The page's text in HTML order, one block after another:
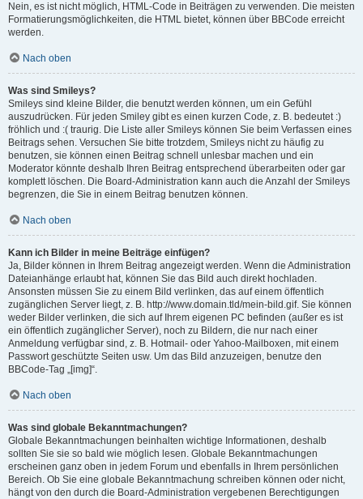
Nein, es ist nicht möglich, HTML-Code in Beiträgen zu verwenden. Die meisten
Formatierungsmöglichkeiten, die HTML bietet, können über BBCode erreicht
werden.
Nach oben
Was sind Smileys?
Smileys sind kleine Bilder, die benutzt werden können, um ein Gefühl
auszudrücken. Für jeden Smiley gibt es einen kurzen Code, z. B. bedeutet :)
fröhlich und :( traurig. Die Liste aller Smileys können Sie beim Verfassen eines
Beitrags sehen. Versuchen Sie bitte trotzdem, Smileys nicht zu häufig zu
benutzen, sie können einen Beitrag schnell unlesbar machen und ein
Moderator könnte deshalb Ihren Beitrag entsprechend überarbeiten oder gar
komplett löschen. Die Board-Administration kann auch die Anzahl der Smileys
begrenzen, die Sie in einem Beitrag benutzen können.
Nach oben
Kann ich Bilder in meine Beiträge einfügen?
Ja, Bilder können in Ihrem Beitrag angezeigt werden. Wenn die Administration
Dateianhänge erlaubt hat, können Sie das Bild auch direkt hochladen.
Ansonsten müssen Sie zu einem Bild verlinken, das auf einem öffentlich
zugänglichen Server liegt, z. B. http://www.domain.tld/mein-bild.gif. Sie können
weder Bilder verlinken, die sich auf Ihrem eigenen PC befinden (außer es ist
ein öffentlich zugänglicher Server), noch zu Bildern, die nur nach einer
Anmeldung verfügbar sind, z. B. Hotmail- oder Yahoo-Mailboxen, mit einem
Passwort geschützte Seiten usw. Um das Bild anzuzeigen, benutze den
BBCode-Tag „[img]“.
Nach oben
Was sind globale Bekanntmachungen?
Globale Bekanntmachungen beinhalten wichtige Informationen, deshalb
sollten Sie sie so bald wie möglich lesen. Globale Bekanntmachungen
erscheinen ganz oben in jedem Forum und ebenfalls in Ihrem persönlichen
Bereich. Ob Sie eine globale Bekanntmachung schreiben können oder nicht,
hängt von den durch die Board-Administration vergebenen Berechtigungen